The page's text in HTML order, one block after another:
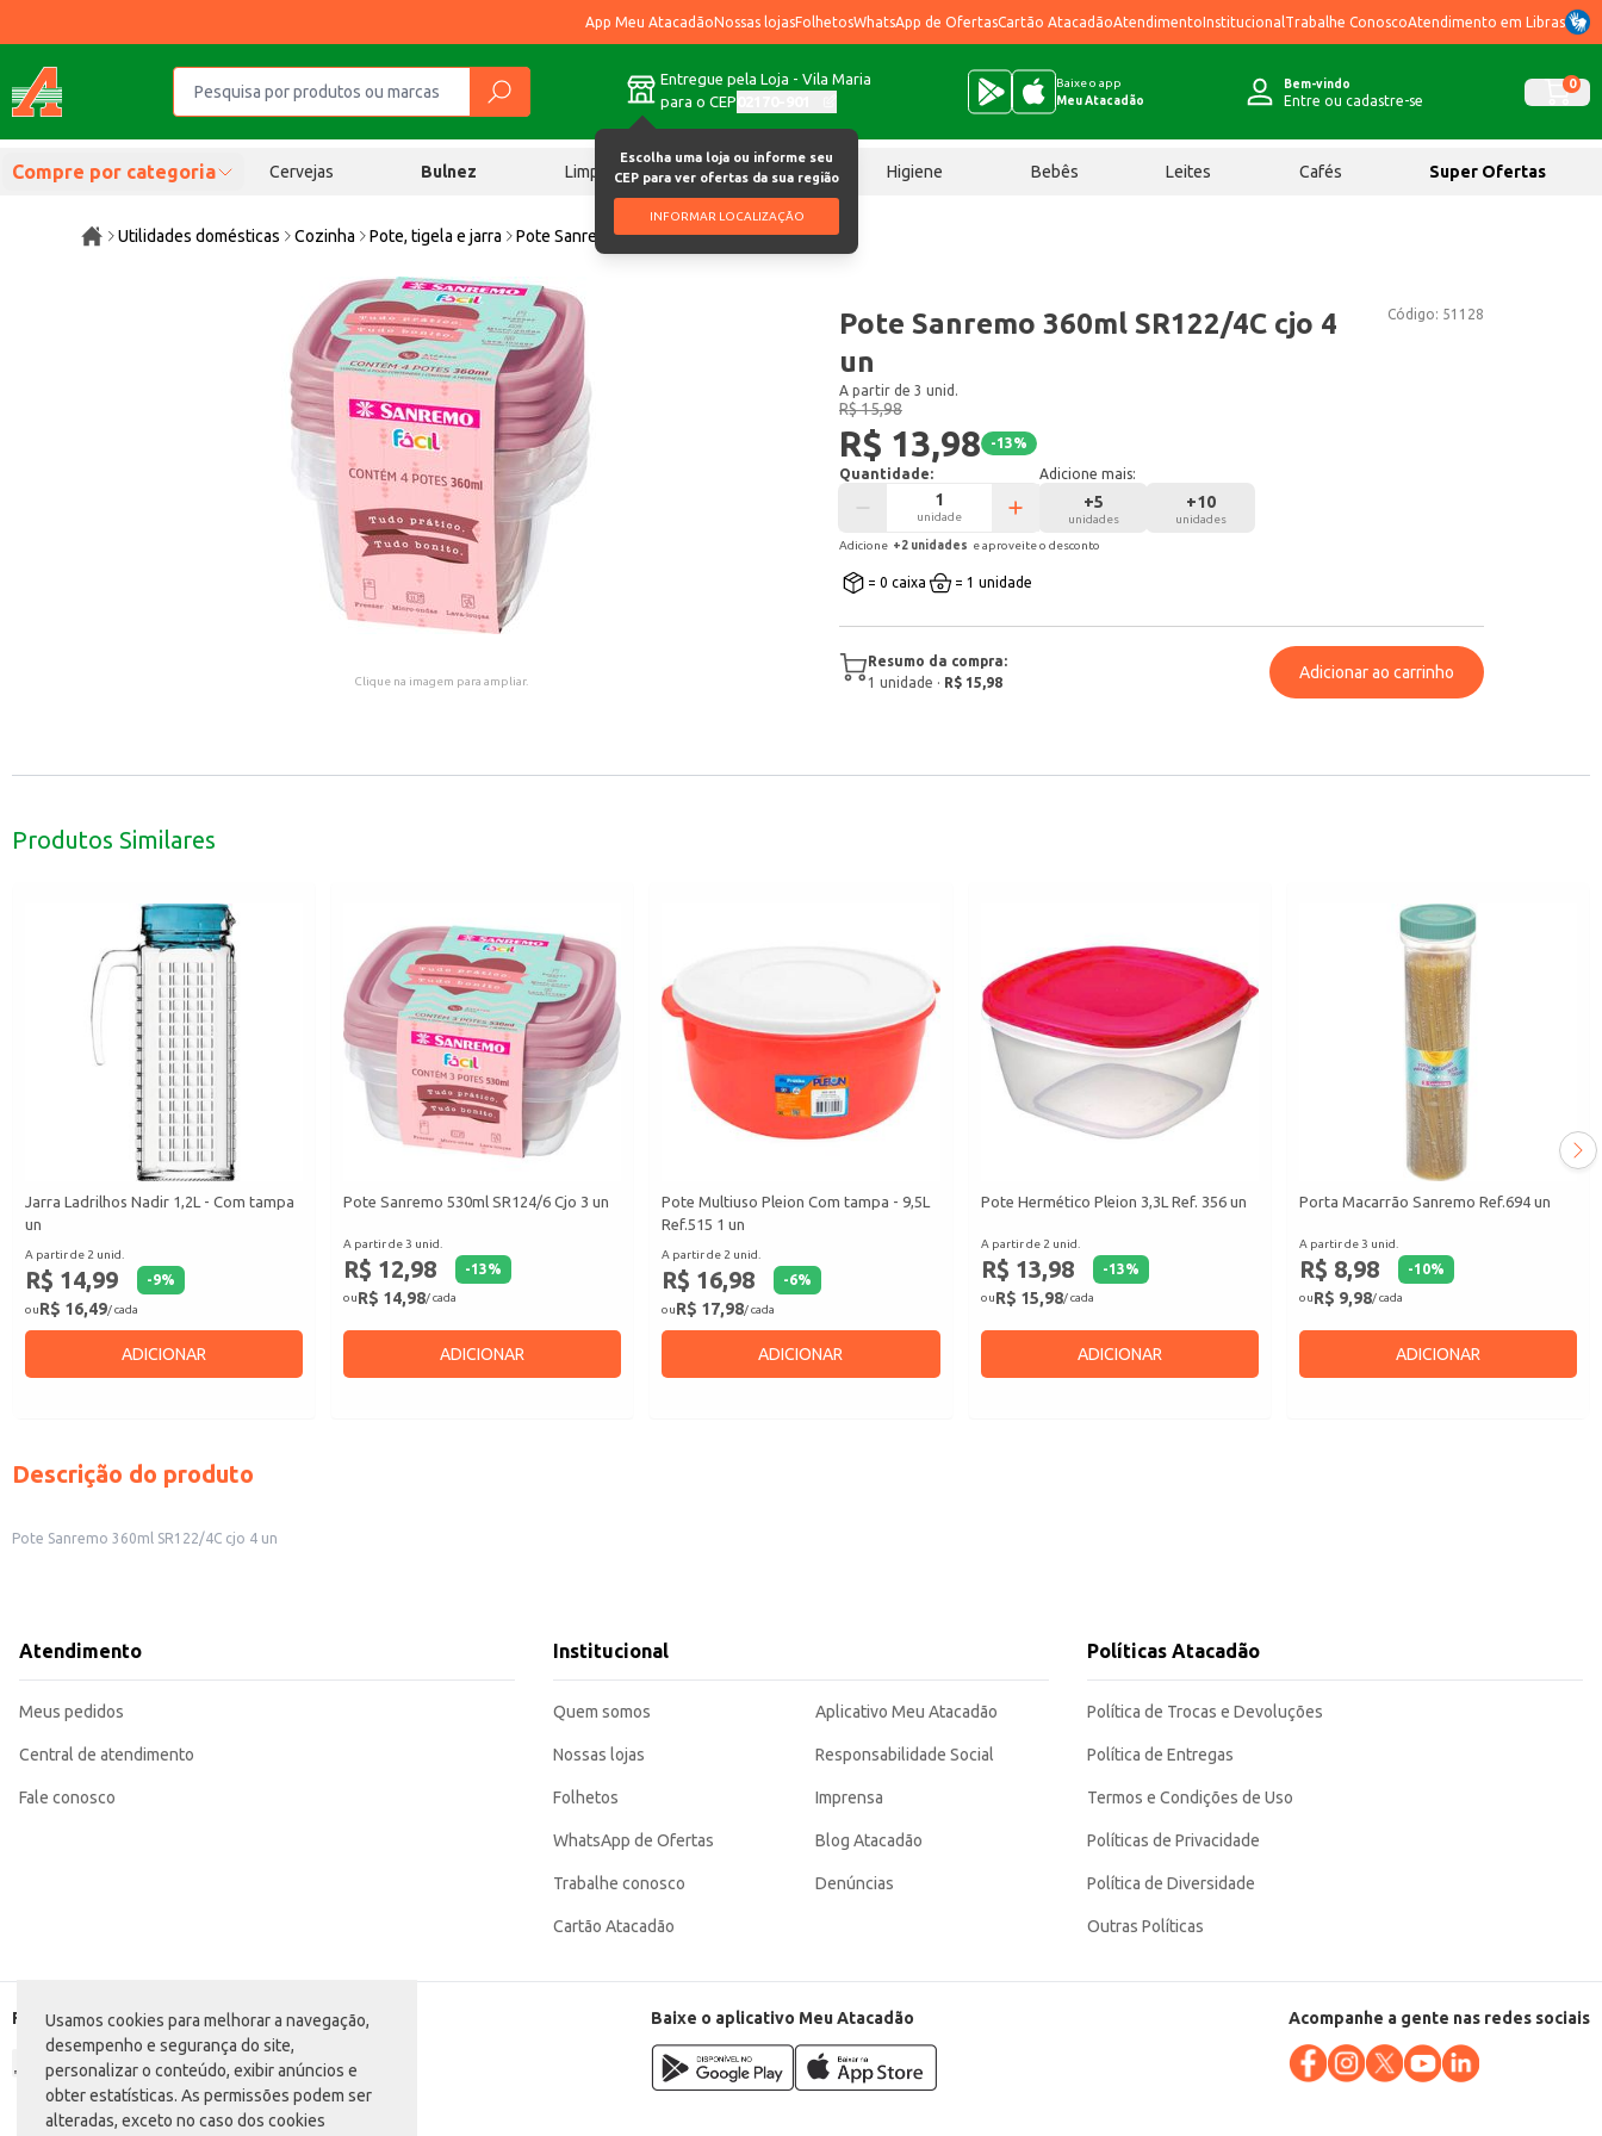
Usamos cookies para melhorar a navegação,
desempenho e segurança do site,
personalizar o conteúdo, exibir anúncios e
obter estatísticas. As permissões podem ser
alteradas, exceto no caso dos cookies
App Meu AtacadãoNossas lojasFolhetosWhatsApp de OfertasCartão AtacadãoAtendimentoInstitucional Trabalhe ConoscoAtendimento em Libras
Entregue pela Loja - Vila Maria
para o CEP
Escolha uma loja ou informe seu
CEP para ver ofertas da sua região
INFORMAR LOCALIZAÇÃO
Baixe o app
Meu Atacadão
Bem-vindo
Entre ou cadastre-se
0
Compre por categoria Cervejas Bulnez Limpeza Chocolates Higiene Bebês Leites Cafés Super Ofertas
Utilidades domésticas Cozinha Pote, tigela e jarra Pote Sanremo 360ml SR122/4C cjo 4 un
Clique na imagem para ampliar.
Código: 51128
Pote Sanremo 360ml SR122/4C cjo 4
un
A partir de 3 unid.
R$ 15,98
R$ 13,98 -13%
Quantidade:
unidade
Adicione mais:
+5
unidades
+10
unidades
Adicione +2 unidades e aproveite o desconto
= 0 caixa = 1 unidade
Resumo da compra:
1 unidade · R$ 15,98
Adicionar ao carrinho
Produtos Similares
Jarra Ladrilhos Nadir 1,2L - Com tampa
un
A partir de 2 unid.
R$ 14,99 -9%
ouR$ 16,49/ cada
ADICIONAR
Pote Sanremo 530ml SR124/6 Cjo 3 un
A partir de 3 unid.
R$ 12,98 -13%
ouR$ 14,98/ cada
ADICIONAR
Pote Multiuso Pleion Com tampa - 9,5L
Ref.515 1 un
A partir de 2 unid.
R$ 16,98 -6%
ouR$ 17,98/ cada
ADICIONAR
Pote Hermético Pleion 3,3L Ref. 356 un
A partir de 2 unid.
R$ 13,98 -13%
ouR$ 15,98/ cada
ADICIONAR
Porta Macarrão Sanremo Ref.694 un
A partir de 3 unid.
R$ 8,98 -10%
ouR$ 9,98/ cada
ADICIONAR
Descrição do produto
Pote Sanremo 360ml SR122/4C cjo 4 un
Atendimento
Meus pedidos
Central de atendimento
Fale conosco
Institucional
Quem somos
Nossas lojas
Folhetos
WhatsApp de Ofertas
Trabalhe conosco
Cartão Atacadão
Aplicativo Meu Atacadão
Responsabilidade Social
Imprensa
Blog Atacadão
Denúncias
Políticas Atacadão
Política de Trocas e Devoluções
Política de Entregas
Termos e Condições de Uso
Políticas de Privacidade
Política de Diversidade
Outras Políticas
Formas de pagamento Baixe o aplicativo Meu Atacadão Acompanhe a gente nas redes sociais